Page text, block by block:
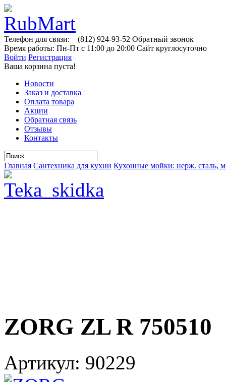
Телефон для связи: (812) 924-93-52 Обратный звонок
Время работы: Пн-Пт с 11:00 до 20:00 Сайт круглосуточно
Войти Регистрация
Ваша корзина пуста!
Новости
Заказ и доставка
Оплата товара
Акции
Обратная связь
Отзывы
Контакты
Главная Сантехника для кухни Кухонные мойки: нерж. сталь,
ZORG ZL R 750510
Артикул: 90229